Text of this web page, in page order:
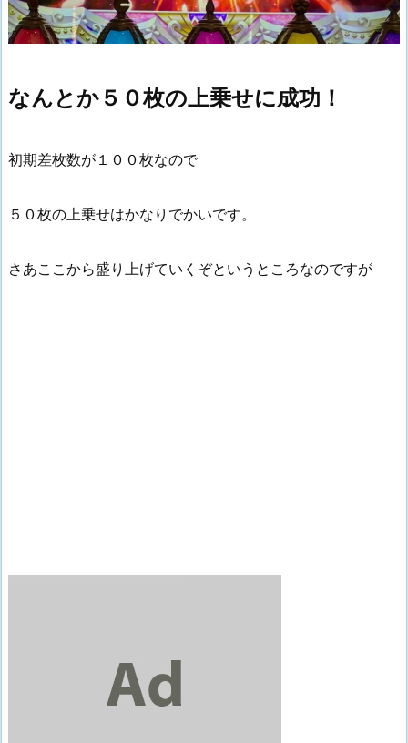
なんとか５０枚の上乗せに成功！
初期差枚数が１００枚なので
５０枚の上乗せはかなりでかいです。
さあここから盛り上げていくぞというところなのですが